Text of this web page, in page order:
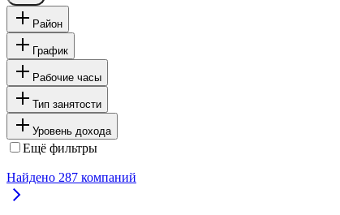
Район
График
Рабочие часы
Тип занятости
Уровень дохода
Ещё фильтры
Найдено 287 компаний